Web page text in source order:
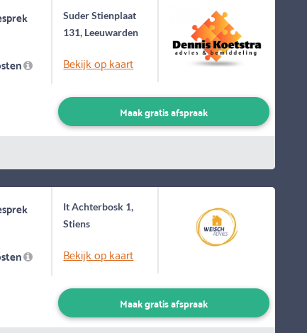
Suder Stienplaat
131, Leeuwarden
Bekijk op kaart
Maak gratis afspraak
It Achterbosk 1,
Stiens
Bekijk op kaart
Maak gratis afspraak